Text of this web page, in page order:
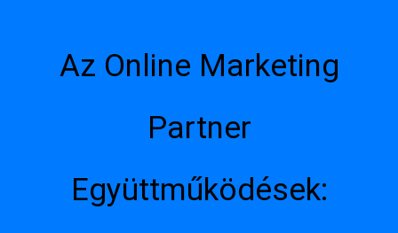
Az Online Marketing
Partner
Együttműködések: